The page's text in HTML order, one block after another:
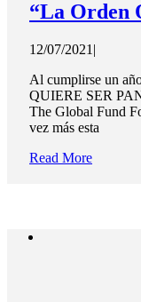
“La Orden
12/07/2021 |
Al cumplirse un
QUIERE SER
The Global Fund
vez más esta
Read More